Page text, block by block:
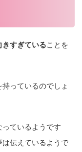
すぎていることを
っているのでしょ
ているようです
は伝えているようで